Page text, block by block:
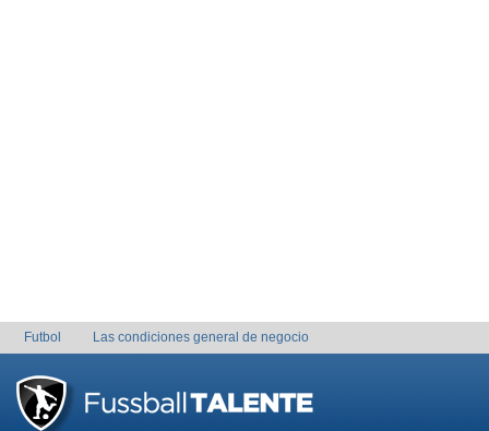
Futbol Las condiciones general de negocio